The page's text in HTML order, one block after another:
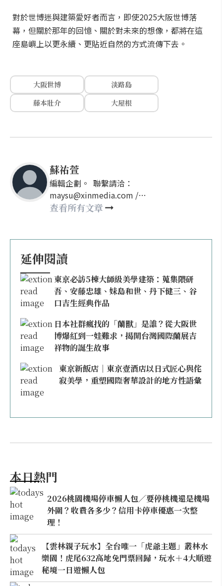
對於世博迷與建築愛好者而言，即使2025大阪世博落
幕，但關於那年的回憶、關於對未來的想像，都將在這
座島嶼上以更永續、更貼近自然的方式流傳下去。
大阪世博
淡路島
藤本壯介
大屋根
蘇祐萱
編輯企劃。 聯繫請洽：
maysu@xinmedia.com /
may860527@gmail.com
查看所有文章
延伸閱讀
東京必訪5棟大師級美學建築：蒐集隈研
吾、安藤忠雄、妹島和世、丹下健三、谷
口吉生經典作品
日本社群瘋找的「蘭獸」是誰？從大阪世
博爆紅到一娃難求，揭開台灣國際蘭展吉
祥物的誕生故事
東京新飯店｜東京壹酒店以日式匠心與侘
寂美學，重塑國際奢華設計的地方性語彙
本日熱門
2026桃園機場停車懶人包／要停桃機還是機場
外圍？收費各多少？信用卡停車優惠一次整
理！
【雲林親子玩水】全台唯一「虎爺主題」叢林水
樂園！虎尾632高地免門票回歸，玩水＋4大順遊
秘境一日遊懶人包